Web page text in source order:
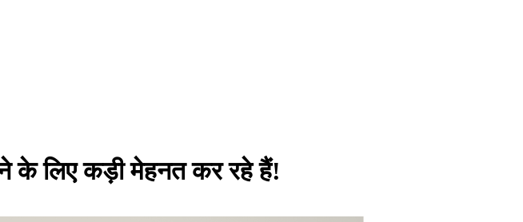
के लिए कड़ी मेहनत कर रहे हैं!